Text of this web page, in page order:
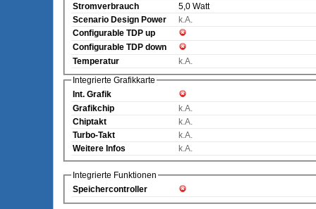
Stromverbrauch
5,0 Watt
Scenario Design Power
k.A.
Configurable TDP up
Configurable TDP down
Temperatur
k.A.
Integrierte Grafikkarte
Int. Grafik
Grafikchip
k.A.
Chiptakt
k.A.
Turbo-Takt
k.A.
Weitere Infos
k.A.
Integrierte Funktionen
Speichercontroller